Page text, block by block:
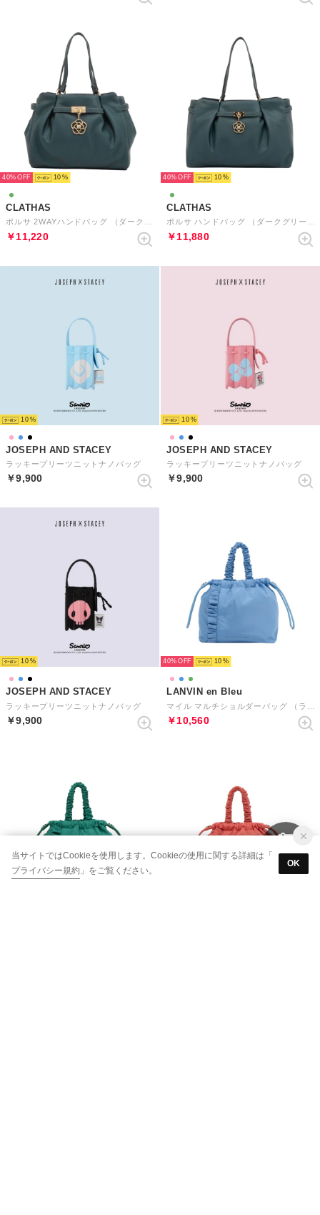
40% 10
CLATHAS
ポルサ 2WAYハンドバッグ （ダークグリーン）
￥11,220
40% 10
CLATHAS
ポルサ ハンドバッグ （ダークグリーン）
￥11,880
10
JOSEPH AND STACEY
ラッキープリーツニットナノバッグ
￥9,900
10
JOSEPH AND STACEY
ラッキープリーツニットナノバッグ
￥9,900
10
JOSEPH AND STACEY
ラッキープリーツニットナノバッグ
￥9,900
40% 10
LANVIN en Bleu
￥10,560
当サイトではCookieを使用します。Cookieの使用に関する詳細は「
プライバシー規約 」をご覧ください。
OK